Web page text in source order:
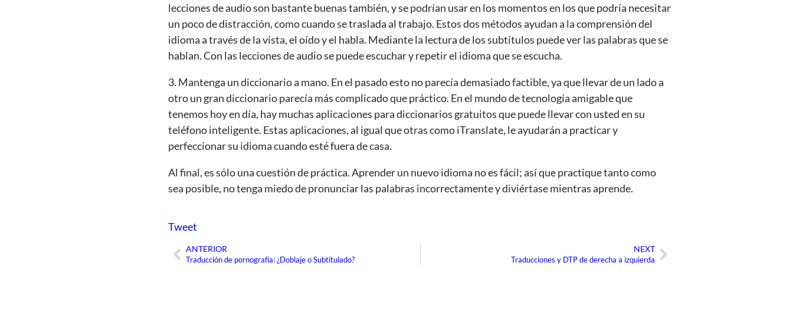
lecciones de audio son bastante buenas también, y se podrían usar en los momentos en los que podría necesitar
un poco de distracción, como cuando se traslada al trabajo. Estos dos métodos ayudan a la comprensión del
idioma a través de la vista, el oído y el habla. Mediante la lectura de los subtítulos puede ver las palabras que se
hablan. Con las lecciones de audio se puede escuchar y repetir el idioma que se escucha.
3. Mantenga un diccionario a mano. En el pasado esto no parecía demasiado factible, ya que llevar de un lado a
otro un gran diccionario parecía más complicado que práctico. En el mundo de tecnología amigable que
tenemos hoy en día, hay muchas aplicaciones para diccionarios gratuitos que puede llevar con usted en su
teléfono inteligente. Estas aplicaciones, al igual que otras como iTranslate, le ayudarán a practicar y
perfeccionar su idioma cuando esté fuera de casa.
Al final, es sólo una cuestión de práctica. Aprender un nuevo idioma no es fácil; así que practique tanto como
sea posible, no tenga miedo de pronunciar las palabras incorrectamente y diviértase mientras aprende.
Tweet
AntANTERIOR
Traducción de pornografía: ¿Doblaje o Subtitulado?
NEXT
Traducciones y DTP de derecha a izquierda Siguiente